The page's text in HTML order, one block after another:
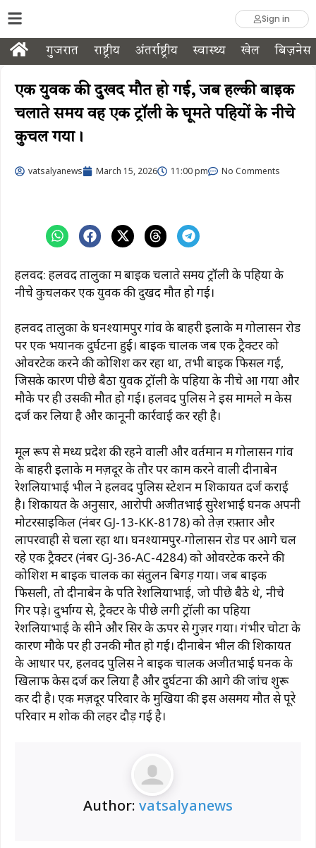
Sign in
गुजरात राष्ट्रीय अंतर्राष्ट्रीय स्वास्थ्य खेल बिज़नेस
एक युवक की दुखद मौत हो गई, जब हल्की बाइक
चलाते समय वह एक ट्रॉली के घूमते पहियों के नीचे
कुचल गया।
vatsalyanews March 15, 2026 11:00 pm No Comments
हलवद: हलवद तालुका में बाइक चलाते समय ट्रॉली के पहियों के
नीचे कुचलकर एक युवक की दुखद मौत हो गई।
हलवद तालुका के घनश्यामपुर गांव के बाहरी इलाके में गोलासन रोड
पर एक भयानक दुर्घटना हुई। बाइक चालक जब एक ट्रैक्टर को
ओवरटेक करने की कोशिश कर रहा था, तभी बाइक फिसल गई,
जिसके कारण पीछे बैठा युवक ट्रॉली के पहियों के नीचे आ गया और
मौके पर ही उसकी मौत हो गई। हलवद पुलिस ने इस मामले में केस
दर्ज कर लिया है और कानूनी कार्रवाई कर रही है।
मूल रूप से मध्य प्रदेश की रहने वाली और वर्तमान में गोलासन गांव
के बाहरी इलाके में मज़दूर के तौर पर काम करने वाली दीनाबेन
रेशलियाभाई भील ने हलवद पुलिस स्टेशन में शिकायत दर्ज कराई
है। शिकायत के अनुसार, आरोपी अजीतभाई सुरेशभाई घनक अपनी
मोटरसाइकिल (नंबर GJ-13-KK-8178) को तेज़ रफ़्तार और
लापरवाही से चला रहा था। घनश्यामपुर-गोलासन रोड पर आगे चल
रहे एक ट्रैक्टर (नंबर GJ-36-AC-4284) को ओवरटेक करने की
कोशिश में बाइक चालक का संतुलन बिगड़ गया। जब बाइक
फिसली, तो दीनाबेन के पति रेशलियाभाई, जो पीछे बैठे थे, नीचे
गिर पड़े। दुर्भाग्य से, ट्रैक्टर के पीछे लगी ट्रॉली का पहिया
रेशलियाभाई के सीने और सिर के ऊपर से गुज़र गया। गंभीर चोटों के
कारण मौके पर ही उनकी मौत हो गई। दीनाबेन भील की शिकायत
के आधार पर, हलवद पुलिस ने बाइक चालक अजीतभाई घनक के
खिलाफ केस दर्ज कर लिया है और दुर्घटना की आगे की जांच शुरू
कर दी है। एक मज़दूर परिवार के मुखिया की इस असमय मौत से पूरे
परिवार में शोक की लहर दौड़ गई है।
Author: vatsalyanews